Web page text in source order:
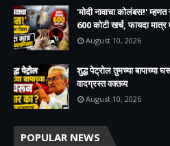
'मोदी नावाचा कोलंबस!'
600 कोटी खर्च, फायदा
August 10, 2026
शुद्ध पेट्रोल तुमच्या बापाच्या
वादग्रस्त वक्तव्य
August 10, 2026
POPULAR NEWS